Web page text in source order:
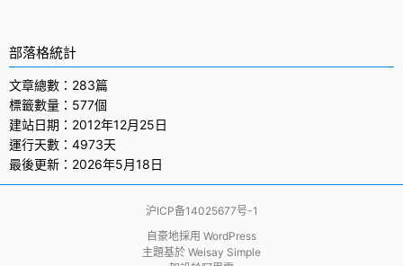
部落格統計
文章總數：283篇
標籤數量：577個
建站日期：2012年12月25日
運行天數：4973天
最後更新：2026年5月18日
沪ICP备14025677号-1
自豪地採用 WordPress
主題基於 Weisay Simple